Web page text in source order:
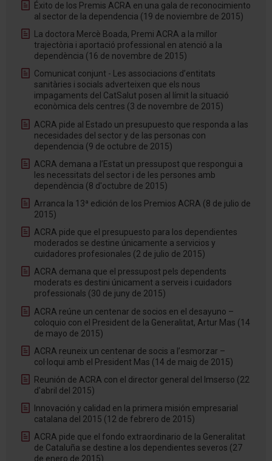
Éxito de los Premis ACRA en una gala de reconocimiento
al sector de la dependencia (19 de noviembre de 2015)
La doctora Mercè Boada, Premi ACRA a la millor
trajectòria i aportació professional en atenció a la
dependència (16 de novembre de 2015)
Comunicat conjunt - Les associacions d’entitats
sanitàries i socials adverteixen que els nous
impagaments del CatSalut posen al límit la situació
econòmica dels centres (3 de novembre de 2015)
ACRA pide al Estado un presupuesto que responda a las
necesidades del sector y de las personas con
dependencia (9 de octubre de 2015)
ACRA demana a l’Estat un pressupost que respongui a
les necessitats del sector i de les persones amb
dependència (8 d'octubre de 2015)
Arranca la 13ª edición de los Premios ACRA (8 de julio de
2015)
ACRA pide que el presupuesto para los dependientes
moderados se destine únicamente a servicios y
cuidadores profesionales (2 de julio de 2015)
ACRA demana que el pressupost pels dependents
moderats es destini únicament a serveis i cuidadors
professionals (30 de juny de 2015)
ACRA reúne un centenar de socios en el desayuno –
coloquio con el President de la Generalitat, Artur Mas (14
de mayo de 2015)
ACRA reuneix un centenar de socis a l’esmorzar –
col·loqui amb el President Mas (14 de maig de 2015)
Reunión de ACRA con el director general del Imserso (22
d'abril del 2015)
Innovación y calidad en la primera misión empresarial
catalana del 2015 (12 de febrero de 2015)
ACRA pide que el fondo extraordinario de la Generalitat
de Cataluña se destine a los dependientes severos (27
de enero de 2015)